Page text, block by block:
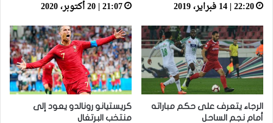
22:20 | 14 فبراير، 2019 21:07 | 20 أكتوبر، 2020
الرجاء يتعرف على حكم مباراته
أمام نجم الساحل
كريستيانو رونالدو يعود إلى
منتخب البرتغال